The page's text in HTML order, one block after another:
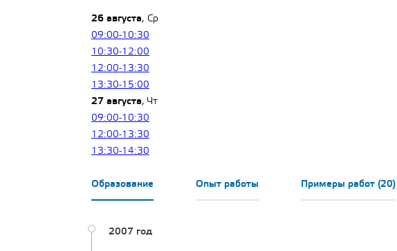
26 августа, Ср
09:00-10:30
10:30-12:00
12:00-13:30
13:30-15:00
27 августа, Чт
09:00-10:30
12:00-13:30
13:30-14:30
Образование Опыт работы Примеры работ (20)
2007 год